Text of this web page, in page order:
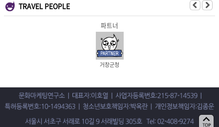
TRAVEL PEOPLE
파트너
거창군청